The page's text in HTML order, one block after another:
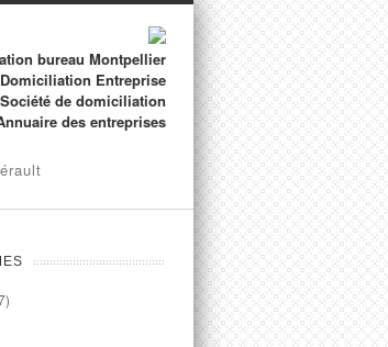
bureau Montpellier
Domiciliation Entreprise
Société de domiciliation
des entreprises